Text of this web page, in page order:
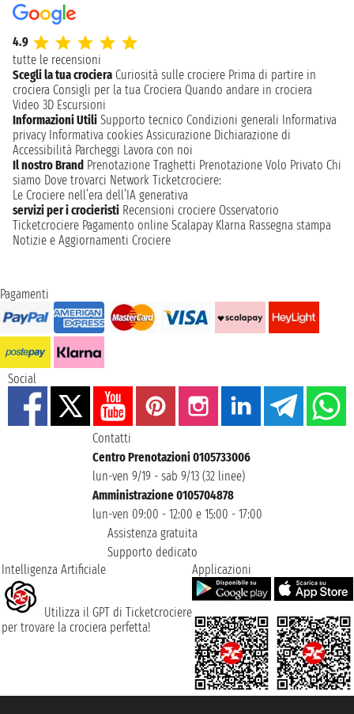
4.9
tutte le recensioni
Scegli la tua crociera Curiosità sulle crociere Prima di partire in
crociera Consigli per la tua Crociera Quando andare in crociera
Video 3D Escursioni
Informazioni Utili Supporto tecnico Condizioni generali Informativa
privacy Informativa cookies Assicurazione Dichiarazione di
Accessibilità Parcheggi Lavora con noi
Il nostro Brand Prenotazione Traghetti Prenotazione Volo Privato Chi
siamo Dove trovarci Network Ticketcrociere:
Le Crociere nell’era dell’IA generativa
servizi per i crocieristi Recensioni crociere Osservatorio
Ticketcrociere Pagamento online Scalapay Klarna Rassegna stampa
Notizie e Aggiornamenti Crociere
Pagamenti
Social
Contatti
Centro Prenotazioni 0105733006
lun-ven 9/19 - sab 9/13 (32 linee)
Amministrazione 0105704878
lun-ven 09:00 - 12:00 e 15:00 - 17:00
Assistenza gratuita
Supporto dedicato
Intelligenza Artificiale
Utilizza il GPT di Ticketcrociere
per trovare la crociera perfetta!
Applicazioni